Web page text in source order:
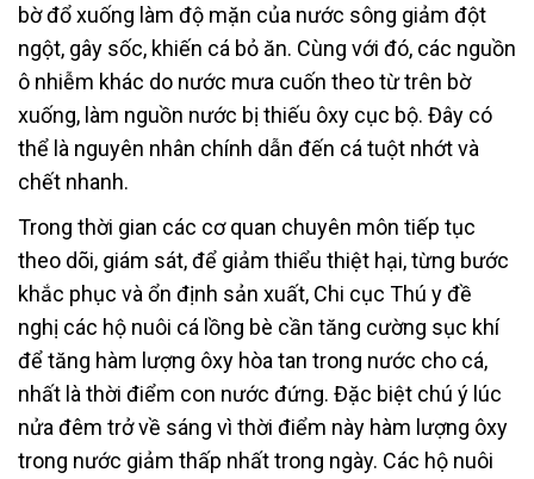
bờ đổ xuống làm độ mặn của nước sông giảm đột
ngột, gây sốc, khiến cá bỏ ăn. Cùng với đó, các nguồn
ô nhiễm khác do nước mưa cuốn theo từ trên bờ
xuống, làm nguồn nước bị thiếu ôxy cục bộ. Đây có
thể là nguyên nhân chính dẫn đến cá tuột nhớt và
chết nhanh.
Trong thời gian các cơ quan chuyên môn tiếp tục
theo dõi, giám sát, để giảm thiểu thiệt hại, từng bước
khắc phục và ổn định sản xuất, Chi cục Thú y đề
nghị các hộ nuôi cá lồng bè cần tăng cường sục khí
để tăng hàm lượng ôxy hòa tan trong nước cho cá,
nhất là thời điểm con nước đứng. Đặc biệt chú ý lúc
nửa đêm trở về sáng vì thời điểm này hàm lượng ôxy
trong nước giảm thấp nhất trong ngày. Các hộ nuôi